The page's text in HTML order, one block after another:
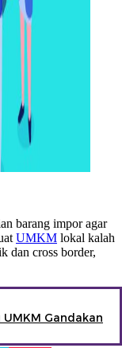
barang impor agar
UMKM lokal kalah
dan cross border,
Gandakan